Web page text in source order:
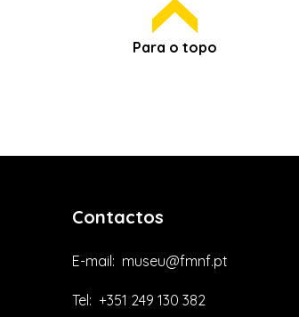
Para o topo
Contactos
E-mail: museu@fmnf.pt
Tel: +351 249 130 382